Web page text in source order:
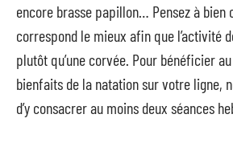
encore brasse papillon… Pensez à bien
correspond le mieux afin que l’activité
plutôt qu’une corvée. Pour bénéficier
bienfaits de la natation sur votre ligne,
d’y consacrer au moins deux séances